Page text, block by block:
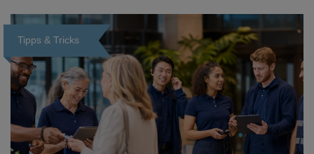
Tipps & Tricks